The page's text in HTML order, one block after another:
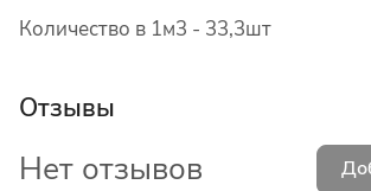
Количество в 1м3 - 33,3шт
Отзывы
Нет отзывов